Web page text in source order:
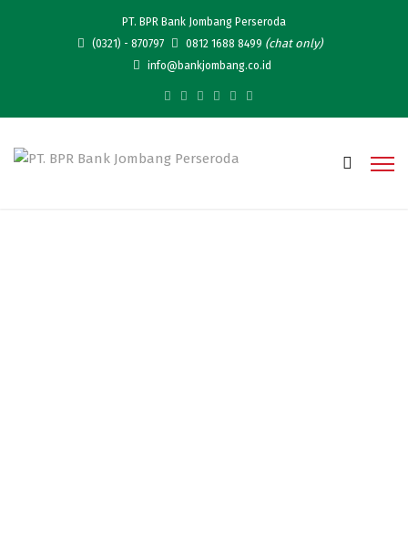
PT. BPR Bank Jombang Perseroda
(0321) - 870797
0812 1688 8499 (chat only)
info@bankjombang.co.id